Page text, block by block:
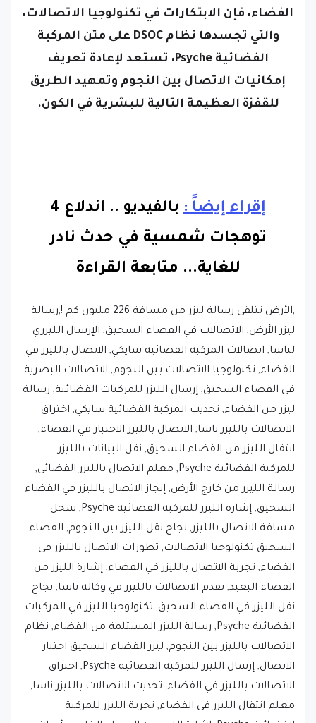
والتي تجسدها نظام DSOC على متن المركبة
الفضائية Psyche، تستعد لإعادة تعريف
إمكانيات الاتصال بين النجوم وتمهيد الطريق
للقفزة العظيمة التالية للبشرية في الكون.
توهجات شمسية في حدث نادر
للغاية... متابعة القراءة
ليزر الأرض, الاتصالات في الفضاء السحيق, الإرسال الليزري
لناسا, اتصالات المركبة الفضائية سايكي, الاتصال بالليزر في
الفضاء, تكنولوجيا الاتصالات بين النجوم, الاتصالات البصرية
في الفضاء السحيق, إرسال الليزر للمركبات الفضائية, رسالة
ليزر من الفضاء, تحديث المركبة الفضائية سايكي, اختراق
الاتصالات بالليزر ناسا, الاتصال بالليزر الاختبار في الفضاء,
انتقال الليزر من الفضاء السحيق, نقل البيانات بالليزر
للمركبة الفضائية Psyche, معلم الاتصال بالليزر الفضائي,
رسالة الليزر من خارج الأرض, إنجاز الاتصال بالليزر في الفضاء
السحيق, إشارة الليزر للمركبة الفضائية Psyche, سجل
مسافة الاتصال بالليزر, نجاح نقل الليزر بين النجوم, الفضاء
السحيق تكنولوجيا الاتصالات, تطورات الاتصال بالليزر في
الفضاء, تجربة الاتصال بالليزر في الفضاء, إشارة الليزر من
الفضاء البعيد, تقدم الاتصالات بالليزر في وكالة ناسا, نجاح
نقل الليزر في الفضاء السحيق, تكنولوجيا الليزر في المركبات
الفضائية Psyche, رسالة الليزر المستلمة من الفضاء, نظام
الاتصالات بالليزر بين النجوم, ليزر الفضاء السحيق اختبار
الاتصال, إرسال الليزر للمركبة الفضائية Psyche, اختراق
الاتصالات بالليزر في الفضاء, تحديث الاتصالات بالليزر ناسا,
معلم انتقال الليزر في الفضاء, تجربة الليزر للمركبة
الفضائية Psyche, إشارة الليزر من الفضاء الخارجي, أبحاث